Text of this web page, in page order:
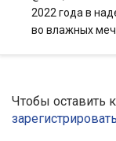
2022 года в
во влажных
Чтобы оставить